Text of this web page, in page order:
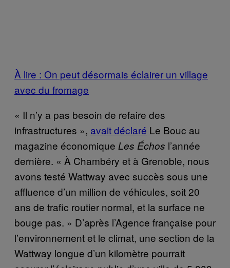
À lire : On peut désormais éclairer un village
avec du fromage
« Il n’y a pas besoin de refaire des
infrastructures », avait déclaré Le Bouc au
magazine économique Les Échos l’année
dernière. « À Chambéry et à Grenoble, nous
avons testé Wattway avec succès sous une
affluence d’un million de véhicules, soit 20
ans de trafic routier normal, et la surface ne
bouge pas. » D’après l’Agence française pour
l’environnement et le climat, une section de la
Wattway longue d’un kilomètre pourrait